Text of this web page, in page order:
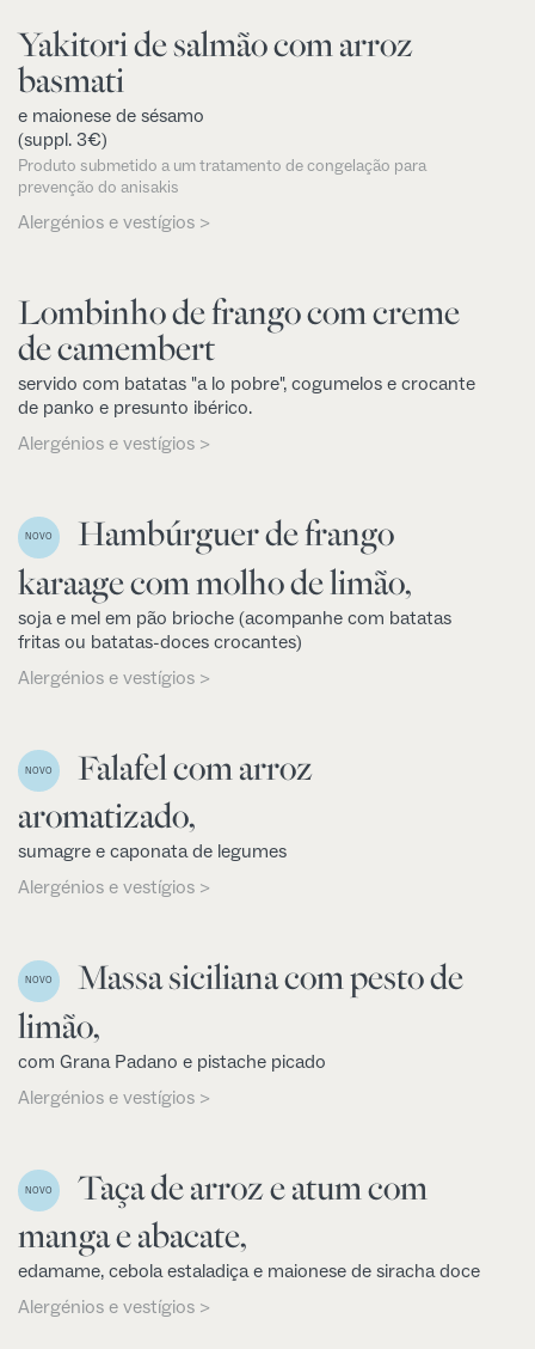
Yakitori de salmão com arroz
basmati
e maionese de sésamo
(suppl. 3€)
Produto submetido a um tratamento de congelação para
prevenção do anisakis
Alergénios e vestígios >
Lombinho de frango com creme
de camembert
servido com batatas "a lo pobre", cogumelos e crocante
de panko e presunto ibérico.
Alergénios e vestígios >
NOVO
Hambúrguer de frango
karaage com molho de limão,
soja e mel em pão brioche (acompanhe com batatas
fritas ou batatas-doces crocantes)
Alergénios e vestígios >
NOVO
Falafel com arroz
aromatizado,
sumagre e caponata de legumes
Alergénios e vestígios >
NOVO
Massa siciliana com pesto de
limão,
com Grana Padano e pistache picado
Alergénios e vestígios >
NOVO
Taça de arroz e atum com
manga e abacate,
edamame, cebola estaladiça e maionese de siracha doce
Alergénios e vestígios >